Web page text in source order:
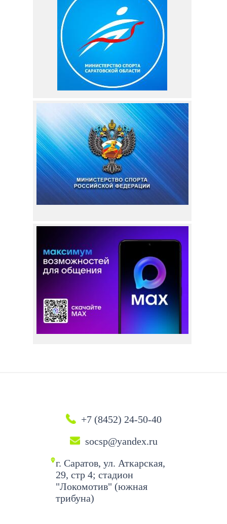
+7 (8452) 24-50-40
socsp@yandex.ru
г. Саратов, ул. Аткарская,
29, стр 4; стадион
"Локомотив" (южная
трибуна)